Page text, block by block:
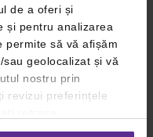
de a oferi și
și pentru analizarea
permite să vă afișăm
geolocalizat și vă
nostru prin
revizui preferințele
pe linkul către